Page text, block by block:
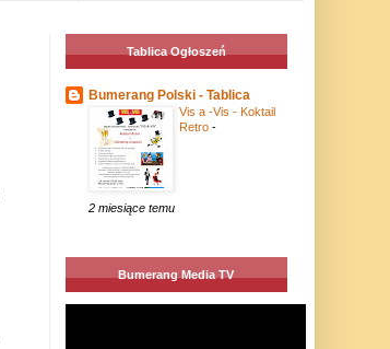
Tablica Ogłoszeń
Bumerang Polski - Tablica
Vis a -Vis - Koktail
Retro -
2 miesiące temu
Bumerang Media TV